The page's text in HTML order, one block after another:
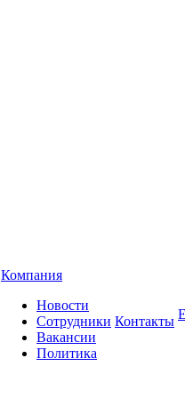
Компания
Новости
Сотрудники
Вакансии
Политика
Контакты